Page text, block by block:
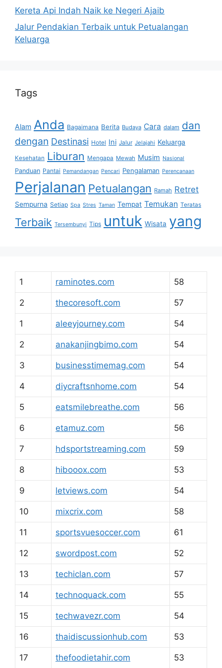
Recent Posts
Aktivitas Wisata Petualangan Satwa Liar Yang
Panduan Kegiatan Petualangan Snorkeling
Kereta Api Indah Naik ke Negeri Ajaib
Jalur Pendakian Terbaik untuk Petualangan
Keluarga
Kesehatan Liburan Nasional
Pemandangan Pencari Perencanaan
PerjalananPetualangan Retret
Sempurna Setiap Spa Stres Taman Tempat Temukan Teratas
Terbaik Tersembunyi Tips untuk yang
1 raminotes.com 58
2 57
1 aleeyjourney.com 54
2 anakanjingbimo.com 54
3 businesstimemag.com 54
4 diycraftsnhome.com 54
5 56
6 etamuz.com 56
7 hdsportstreaming.com 59
8 hibooox.com 53
9 letviews.com 54
10 mixcrix.com 58
11 sportsvuesoccer.com 61